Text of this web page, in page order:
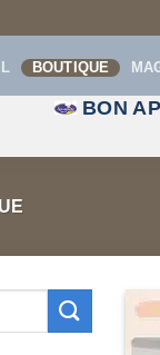
BOUTIQUE
BON